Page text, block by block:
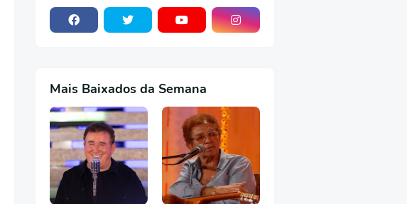
Mais Baixados da Semana